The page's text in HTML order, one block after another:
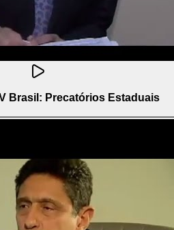
Brasil: Precatórios Estaduais